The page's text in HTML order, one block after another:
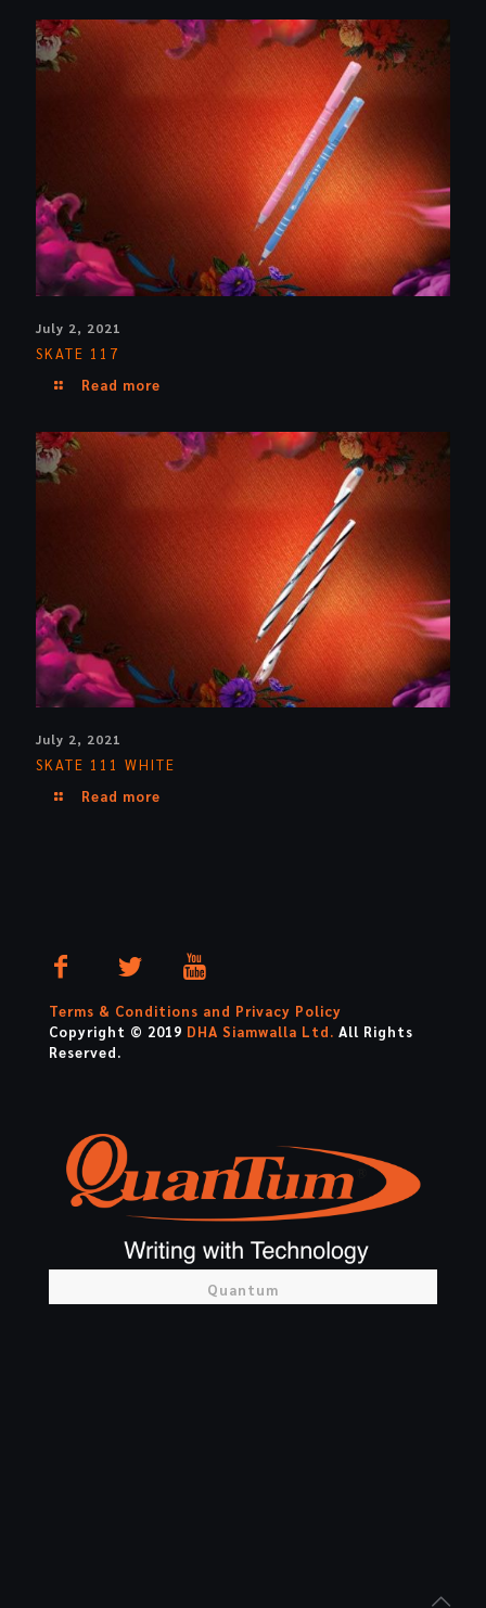
July 2, 2021
SKATE 117
Read more
July 2, 2021
SKATE 111 WHITE
Read more
Terms & Conditions and Privacy Policy
Copyright © 2019 DHA Siamwalla Ltd. All Rights
Reserved.
Quantum